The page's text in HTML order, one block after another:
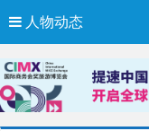
人物动态